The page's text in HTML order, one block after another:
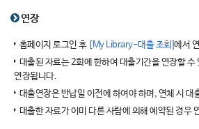
연장
홈페이지 로그인 후 [My Library-대출 조회] 에서
대출된 자료는 2회에 한하여 대출기간을 연장할 수
연장됩니다.
대출연장은 반납일 이전에 하여야 하며, 연체 시 대
대출한 자료가 이미 다른 사람에 의해 예약된 경우